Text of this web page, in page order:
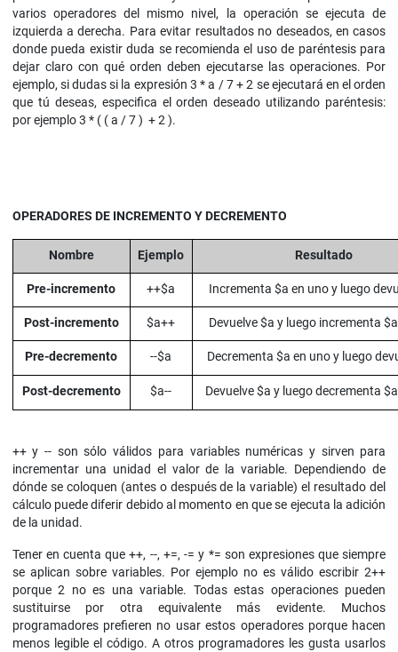
varios operadores del mismo nivel, la operación se ejecuta de
izquierda a derecha. Para evitar resultados no deseados, en casos
donde pueda existir duda se recomienda el uso de paréntesis para
dejar claro con qué orden deben ejecutarse las operaciones. Por
ejemplo, si dudas si la expresión 3 * a / 7 + 2 se ejecutará en el orden
que tú deseas, especifica el orden deseado utilizando paréntesis:
por ejemplo 3 * ( ( a / 7 ) + 2 ).
OPERADORES DE INCREMENTO Y DECREMENTO
Nombre Ejemplo Resultado
Pre-incremento ++$a Incrementa $a en uno y luego
Post-incremento $a++ Devuelve $a y luego incrementa
Pre-decremento --$a Decrementa $a en uno y luego
Post-decremento $a-- Devuelve $a y luego decrementa
++ y -- son sólo válidos para variables numéricas y sirven para
incrementar una unidad el valor de la variable. Dependiendo de
dónde se coloquen (antes o después de la variable) el resultado del
cálculo puede diferir debido al momento en que se ejecuta la adición
de la unidad.
Tener en cuenta que ++, --, +=, -= y *= son expresiones que siempre
se aplican sobre variables. Por ejemplo no es válido escribir 2++
porque 2 no es una variable. Todas estas operaciones pueden
sustituirse por otra equivalente más evidente. Muchos
programadores prefieren no usar estos operadores porque hacen
menos legible el código. A otros programadores les gusta usarlos